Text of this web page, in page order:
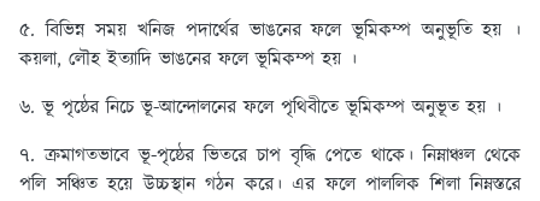
৫. বিভিন্ন সময় খনিজ পদার্থের ভাঙনের ফলে ভূমিকম্প অনুভূতি হয় ।
কয়লা, লৌহ ইত্যাদি ভাঙনের ফলে ভূমিকম্প হয় ।
৬. ভূ পৃষ্ঠের নিচে ভূ-আন্দোলনের ফলে পৃথিবীতে ভূমিকম্প অনুভূত হয় ।
৭. ক্রমাগতভাবে ভূ-পৃষ্ঠের ভিতরে চাপ বৃদ্ধি পেতে থাকে। নিম্নাঞ্চল থেকে
পলি সঞ্চিত হয়ে উচ্চস্থান গঠন করে। এর ফলে পাললিক শিলা নিম্নস্তরে